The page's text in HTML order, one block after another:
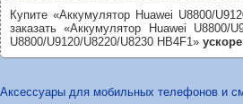
Купите «Аккумулятор Huawei U8800/
заказать «Аккумулятор Huawei U8800/
U8800/U9120/U8220/U8230 HB4F1»
Аксессуары для мобильных телефонов и